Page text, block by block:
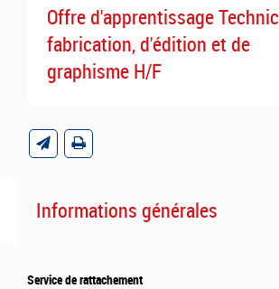
Offre d'apprentissage
fabrication, d'édition et de
graphisme H/F
Informations générales
Service de rattachement